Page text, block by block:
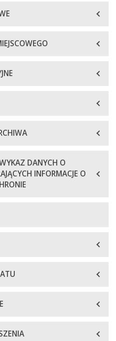
DANYCH O
INFORMACJE O